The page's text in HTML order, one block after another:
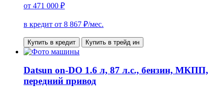
от 471 000 ₽
в кредит от 8 867 ₽/мес.
Купить в кредит Купить в трейд ин
Datsun on-DO 1.6 л, 87 л.с., бензин, МКПП,
передний привод